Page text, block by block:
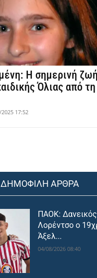
Η σημερινή
Όλιας από
17:52
ΔΗΜΟΦΙΛΗ ΑΡΘΡΑ
ΠΑΟΚ:
Λορέντσο ο
Άξελ...
04/08/2026 08:40